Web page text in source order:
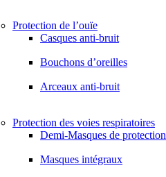
Protection de l’ouïe
Casques anti-bruit
Bouchons d’oreilles
Arceaux anti-bruit
Protection des voies respiratoires
Demi-Masques de protection
Masques intégraux